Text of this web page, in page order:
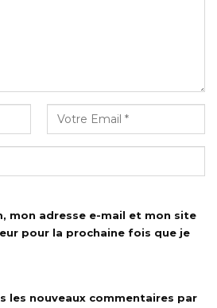
mon adresse e-mail et mon site
pour la prochaine fois que je
les nouveaux commentaires par